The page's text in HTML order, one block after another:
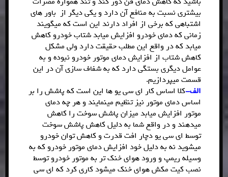
بیشتری نسبت به منافع آن دارد و یکی دیگر از باور های
اشتباهی که برخی از افراد دارند این است که میگویند
زمانی که دمای خودرو افزایش میابد شتاب خودرو کاهش
میابد که در واقع این مطلب حقیقت دارد ولی مشکل
کاهش شتاب از افزایش دمای موتور خودرو نبوده و به
عوامل دیگری بستگی دارد که به شفاف سازی آن در این
قسمت میپردازیم.
الف-کلا اساس کار ای سی یو ها این است که پاشش را بر
اساس دمای موتور نیز تنظیم مینمایند و هر چه دمای
موتور افزایش میابد میزان پاشش سوخت را کاهش
میدهند و در واقع شما به دلیل کاهش پاشش سوخت
توسط ای سی یو دچار افت قدرت و کاهش توان خودرو
میشوید نه به دلیل خود افزایش دمای موتور خودرو که به
وسیله ریمپ و ورود هوای خنک تر به موتور خودرو توسط
نصب کیت مکش هوای خنک میشود کاری کرد که ای سی